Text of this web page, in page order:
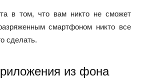
в том, что вам никто не сможет
смартфоном никто все
сделать.
из фона